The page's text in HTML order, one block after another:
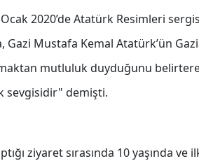
2020’de Atatürk Resimleri
Gazi Mustafa Kemal Atatürk’ün
mutluluk duyduğunu
sevgisidir" demişti.
ziyaret sırasında 10 yaşında ve